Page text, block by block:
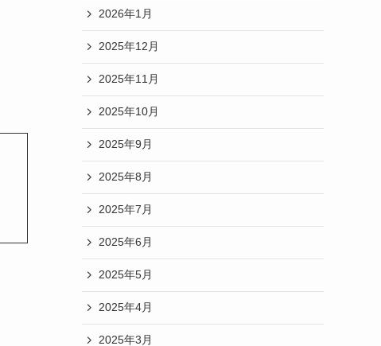
2026年1月
2025年12月
2025年11月
2025年10月
2025年9月
2025年8月
2025年7月
2025年6月
2025年5月
2025年4月
2025年3月